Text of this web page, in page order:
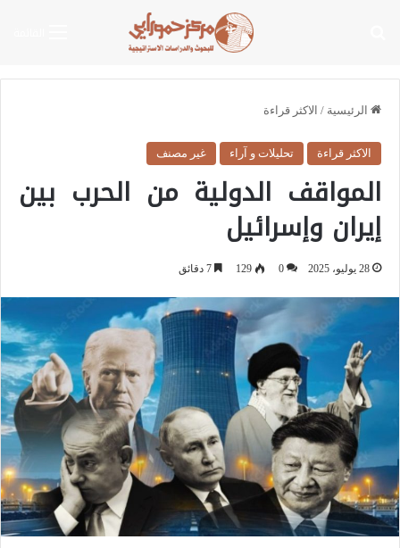
الرئيسية / الاكثر قراءة
الاكثر قراءة تحليلات و آراء غير مصنف
المواقف الدولية من الحرب بين
إيران وإسرائيل
28 يوليو، 2025 0
129